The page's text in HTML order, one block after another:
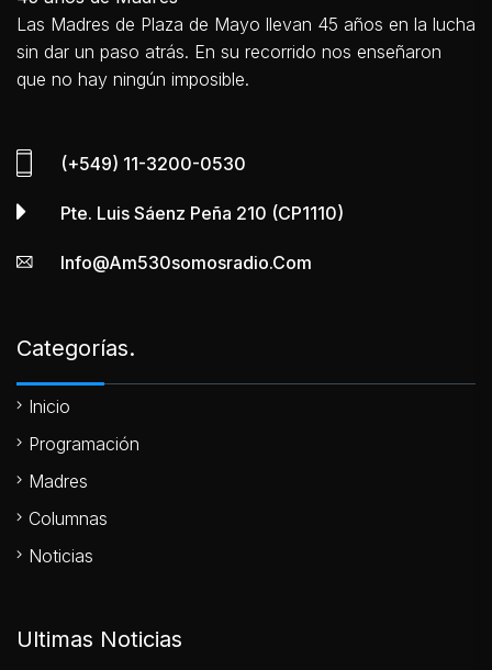
Las Madres de Plaza de Mayo llevan 45 años en la lucha
sin dar un paso atrás. En su recorrido nos enseñaron
que no hay ningún imposible.
(+549) 11-3200-0530
Pte. Luis Sáenz Peña 210 (CP1110)
Info@am530somosradio.com
Categorías.
Inicio
Programación
Madres
Columnas
Noticias
Ultimas Noticias